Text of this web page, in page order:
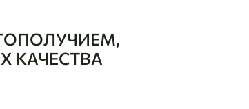
КАЧЕСТВА